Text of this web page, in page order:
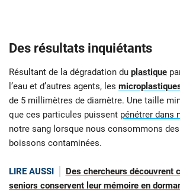
Des résultats inquiétants
Résultant de la dégradation du plastique
l’eau et d’autres agents, les
de 5 millimètres de diamètre. Une taille
que ces particules puissent pénétrer dans
notre sang lorsque nous consommons
boissons contaminées.
LIRE AUSSI
Des chercheurs découvrent
seniors conservent leur mémoire en